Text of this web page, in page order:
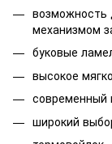
возможность
механизмом
буковые
высокое
современный
широкий